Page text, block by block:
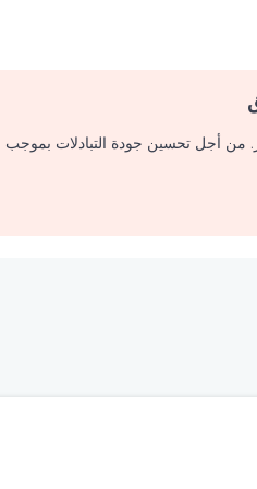
من أجل تحسين جودة التبادلات بموجب